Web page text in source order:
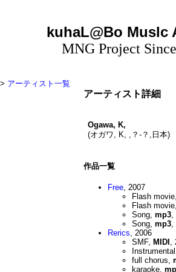
kuhaL@Bo Muslc
MNG Project
アーティスト一覧
アーティスト詳細
Ogawa, K,
(オガワ, K, ,？-？,日本)
作品一覧
Free, 2007
Flash movie,
Flash movie,
Song, mp3,
Song, mp3,
Rerics , 2006
SMF, MIDI
Instrumental,
full chorus,
karaoke,